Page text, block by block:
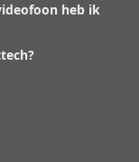
heb ik